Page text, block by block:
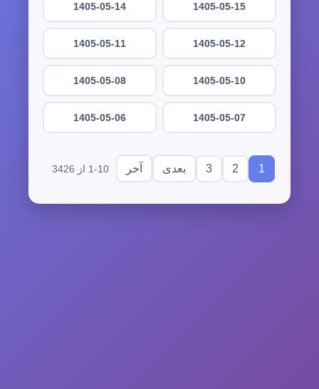
1405-05-15
1405-05-14
1405-05-12
1405-05-11
1405-05-10
1405-05-08
1405-05-07
1405-05-06
1
2
3 بعدی آخر 1-10 از 3426